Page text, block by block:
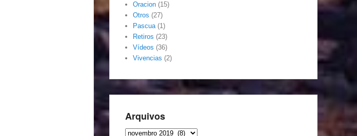
Oracion (15)
Otros (27)
Pascua(1)
Retiros (23)
Vídeos (36)
Vivencias (2)
Arquivos
Arquivos